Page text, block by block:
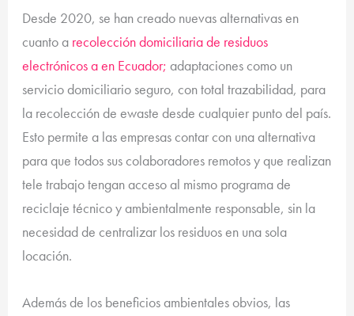
Desde 2020, se han creado nuevas alternativas en
cuanto a recolección domiciliaria de residuos
electrónicos a en Ecuador; adaptaciones como un
servicio domiciliario seguro, con total trazabilidad, para
la recolección de ewaste desde cualquier punto del país.
Esto permite a las empresas contar con una alternativa
para que todos sus colaboradores remotos y que realizan
tele trabajo tengan acceso al mismo programa de
reciclaje técnico y ambientalmente responsable, sin la
necesidad de centralizar los residuos en una sola
locación.
Además de los beneficios ambientales obvios, las